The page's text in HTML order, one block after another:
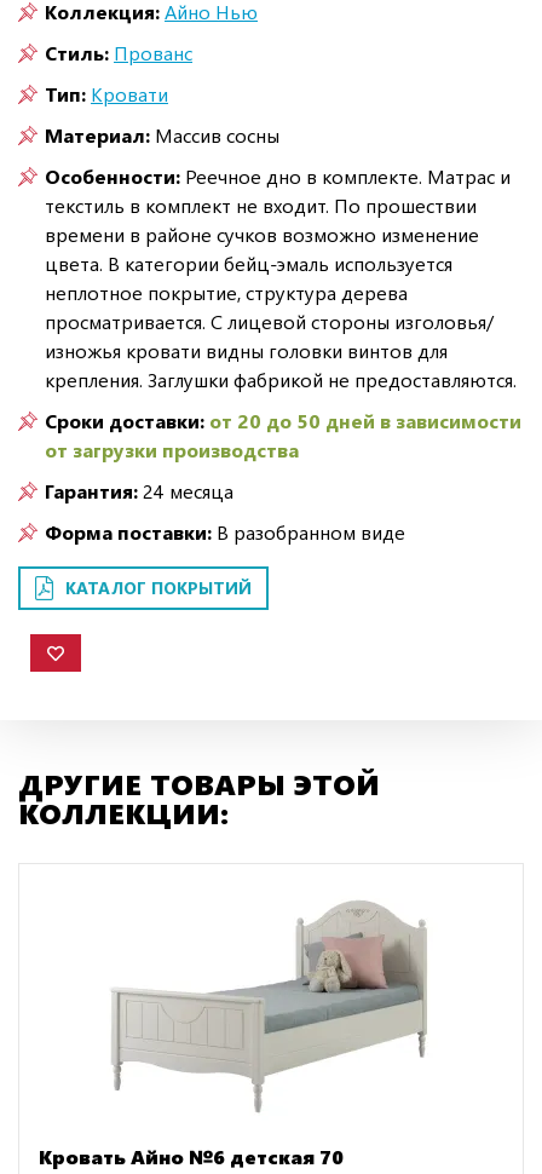
Коллекция:Айно Нью
Стиль: Прованс
Тип: Кровати
Материал: Массив сосны
Особенности: Реечное дно в комплекте. Матрас и
текстиль в комплект не входит. По прошествии
времени в районе сучков возможно изменение
цвета. В категории бейц-эмаль используется
неплотное покрытие, структура дерева
просматривается. С лицевой стороны изголовья/
изножья кровати видны головки винтов для
крепления. Заглушки фабрикой не предоставляются.
Сроки доставки: от 20 до 50 дней в зависимости
от загрузки производства
Гарантия:24 месяца
Форма поставки: В разобранном виде
КАТАЛОГ ПОКРЫТИЙ
ДРУГИЕ ТОВАРЫ ЭТОЙ
КОЛЛЕКЦИИ:
Кровать Айно №6 детская 70